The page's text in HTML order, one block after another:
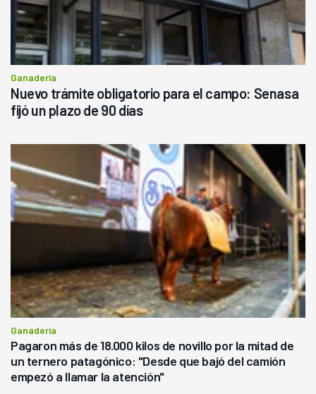
Ganadería
Nuevo trámite obligatorio para el campo: Senasa
fijó un plazo de 90 días
Ganadería
Pagaron más de 18.000 kilos de novillo por la mitad de
un ternero patagónico: "Desde que bajó del camión
empezó a llamar la atención"